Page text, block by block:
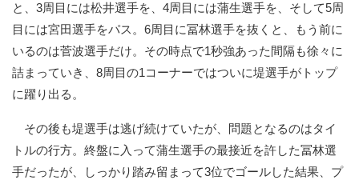
と、3周目には松井選手を、4周目には蒲生選手を、そして5周
目には宮田選手をパス。6周目に冨林選手を抜くと、もう前に
いるのは菅波選手だけ。その時点で1秒強あった間隔も徐々に
詰まっていき、8周目の1コーナーではついに堤選手がトップ
に躍り出る。
その後も堤選手は逃げ続けていたが、問題となるのはタイ
トルの行方。終盤に入って蒲生選手の最接近を許した冨林選
手だったが、しっかり踏み留まって3位でゴールした結果、プ